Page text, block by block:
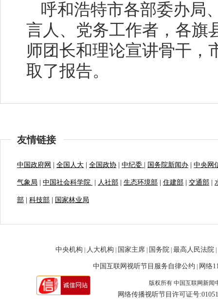
呼和浩特市各部委办局
言人、党务工作者，各旗
师团长和理论宣讲骨干，
取了报告。